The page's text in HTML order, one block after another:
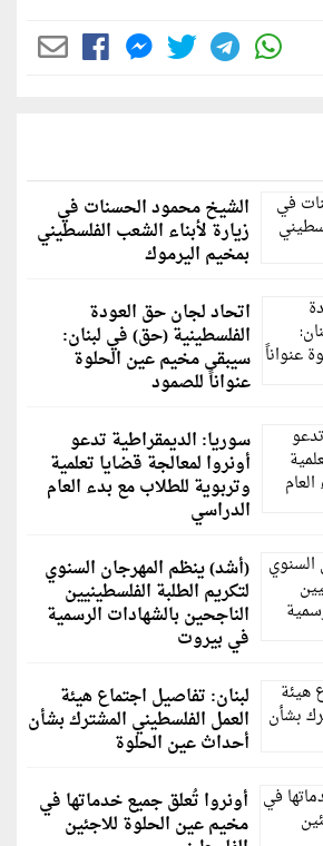
الشيخ محمود الحسنات في
زيارة لأبناء الشعب الفلسطيني
بمخيم اليرموك
اتحاد لجان حق العودة
الفلسطينية (حق) في لبنان:
سيبقى مخيم عين الحلوة
عنواناً للصمود
سوريا: الديمقراطية تدعو
أونروا لمعالجة قضايا تعلمية
وتربوية للطلاب مع بدء العام
الدراسي
(أشد) ينظم المهرجان السنوي
لتكريم الطلبة الفلسطينيين
الناجحين بالشهادات الرسمية
في بيروت
لبنان: تفاصيل اجتماع هيئة
العمل الفلسطيني المشترك بشأن
أحداث عين الحلوة
أونروا تُعلق جميع خدماتها في
مخيم عين الحلوة للاجئين